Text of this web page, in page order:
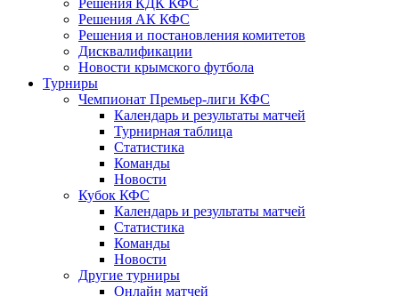
Решения КДК КФС
Решения АК КФС
Решения и постановления комитетов
Дисквалификации
Новости крымского футбола
Турниры
Чемпионат Премьер-лиги КФС
Календарь и результаты матчей
Турнирная таблица
Статистика
Команды
Новости
Кубок КФС
Календарь и результаты матчей
Статистика
Команды
Новости
Другие турниры
Онлайн матчей